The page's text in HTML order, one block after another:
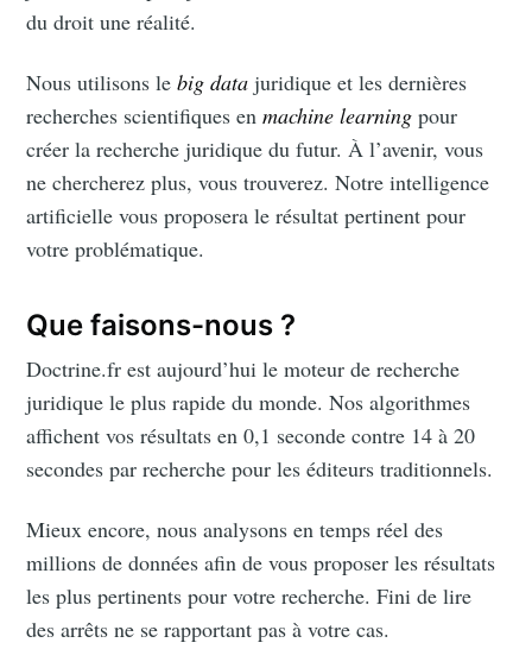
du droit une réalité.
Nous utilisons lebig data juridique et les dernières
recherches scientifiques enmachine learning pour
créer la recherche juridique du futur. À l’avenir, vous
ne chercherez plus, vous trouverez. Notre intelligence
artificielle vous proposera le résultat pertinent pour
votre problématique.
Que faisons-nous ?
Doctrine.fr est aujourd’hui le moteur de recherche
juridique le plus rapide du monde. Nos algorithmes
affichent vos résultats en 0,1 seconde contre 14 à 20
secondes par recherche pour les éditeurs traditionnels.
Mieux encore, nous analysons en temps réel des
millions de données afin de vous proposer les résultats
les plus pertinents pour votre recherche. Fini de lire
des arrêts ne se rapportant pas à votre cas.
Subscribe to
Doctrine le
Blog
greatest posts delivered straight to
your inbox
Subscribe